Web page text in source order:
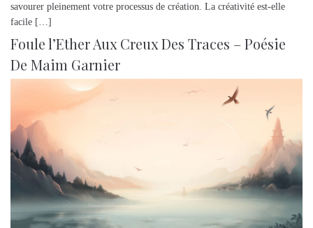
savourer pleinement votre processus de création. La créativité est-elle
facile […]
Foule l’Ether Aux Creux Des Traces – Poésie
De Maim Garnier